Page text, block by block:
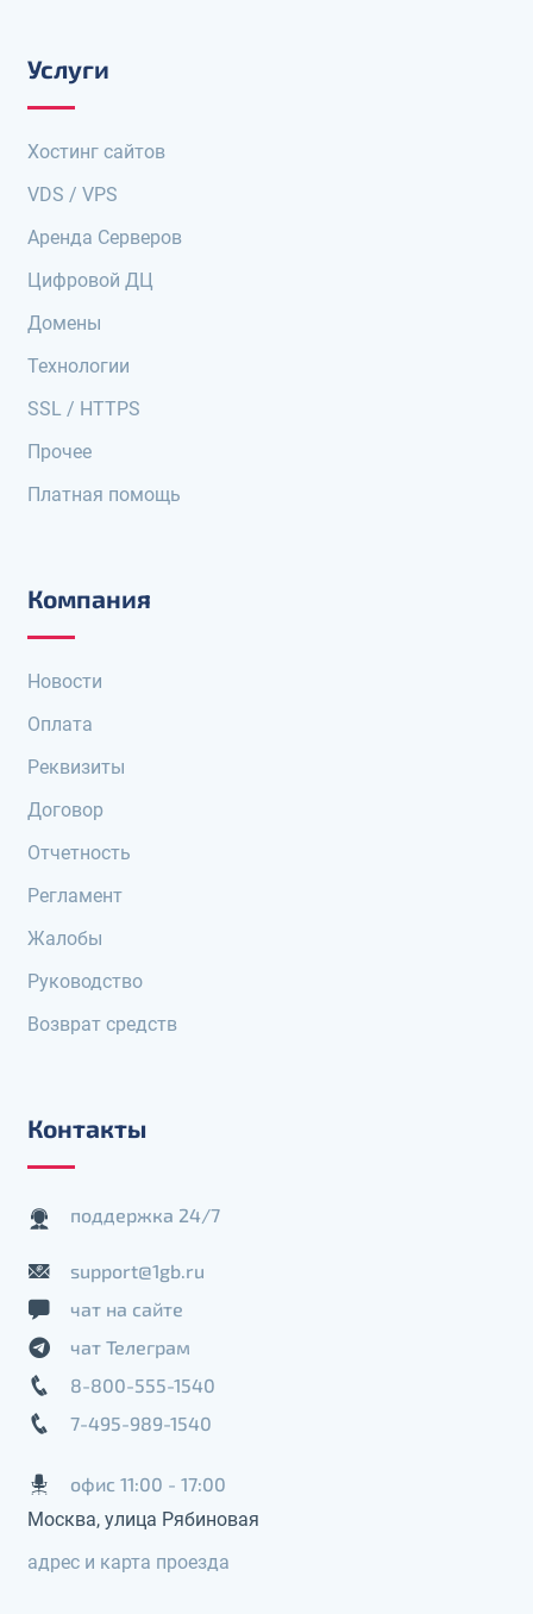
Услуги
Хостинг сайтов
VDS / VPS
Аренда Серверов
Цифровой ДЦ
Домены
Технологии
SSL / HTTPS
Прочее
Платная помощь
Компания
Новости
Оплата
Реквизиты
Договор
Отчетность
Регламент
Жалобы
Руководство
Возврат средств
Контакты
поддержка 24/7
support@1gb.ru
чат на сайте
чат Телеграм
8-800-555-1540
7-495-989-1540
офис 11:00 - 17:00
Москва, улица Рябиновая
адрес и карта проезда